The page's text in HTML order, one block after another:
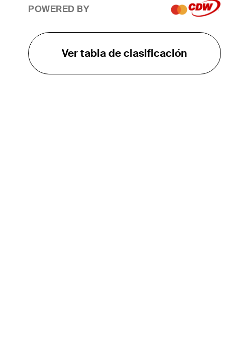
POWERED BY
Ver tabla de clasificación